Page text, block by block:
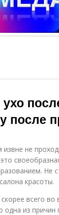
после
не
Не
красоты.
всего
одна из